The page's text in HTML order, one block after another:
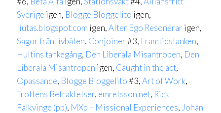
Sverige igen, Blogge Bloggelito igen,
liutas.blogspot.com igen,Alter Ego Resonerar igen,
Sagor från livbåten, Conjoiner#3, Framtidstanken,
Hultins tankegång, Den Liberala Misantropen, Den
Liberala Misantropen igen, Caught in the act,
Opassande, Blogge Bloggelito#3,Art of Work,
Trottens Betraktelser, emretsson.net, Rick
Falkvinge (pp), MXp – Missional Experiences, Johan